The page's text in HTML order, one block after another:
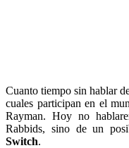
Cuanto tiempo sin hablar
cuales participan en el
Rayman. Hoy no
Rabbids, sino de un
Switch.